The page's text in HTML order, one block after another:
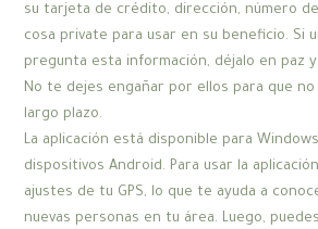
su tarjeta de crédito, dirección, número
cosa private para usar en su beneficio. Si
pregunta esta información, déjalo en paz
No te dejes engañar por ellos para que
largo plazo.
La aplicación está disponible para
dispositivos Android. Para usar la
ajustes de tu GPS, lo que te ayuda a
nuevas personas en tu área. Luego,